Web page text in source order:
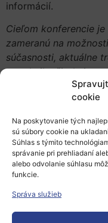
cookie
Na poskytovanie tých
sú súbory cookie na
Súhlas s týmito
správanie pri prehliadaní
alebo odvolanie súhlasu
funkcie.
Správa služieb
informácií.
Cieľom konferencie
zameranú na
súčasnosti, aktuálne
a technike širokej
či deti, ako aj
význame
V jednotlivých
napríklad to, ako
tvorí vedecko-
dokument či článok,
Instagram a podcast,
vedu a techniku aj
Z dôvodu aktuálnej